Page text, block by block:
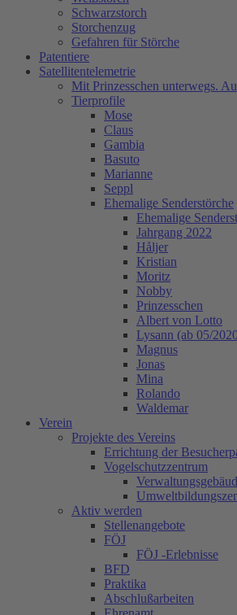
Schwarzstorch
Storchenzug
Gefahren für Störche
Patentiere
Satellitentelemetrie
Mit Prinzesschen unterwegs.
Tierprofile
Mose
Claus
Gambia
Basuto
Marianne
Seppl
Ehemalige Senderstörche
Ehemalige
Jahrgang 2022
Håljer
Kristian
Moritz
Nobby
Prinzesschen
Albert von Lotto
Lysann (ab 05/
Magnus
Jonas
Mina
Rolando
Waldemar
Verein
Projekte des Vereins
Errichtung der
Vogelschutzzentrum
Aktiv werden
Stellenangebote
FÖJ
FÖJ -Erlebnisse
BFD
Praktika
Abschlußarbeiten